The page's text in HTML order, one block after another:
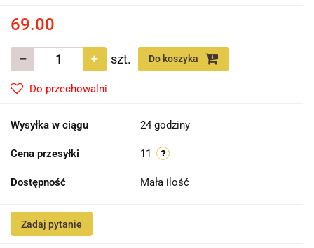
69.00
szt. Do koszyka
Do przechowalni
Wysyłka w ciągu 24 godziny
Cena przesyłki 11
Dostępność Mała ilość
Zadaj pytanie